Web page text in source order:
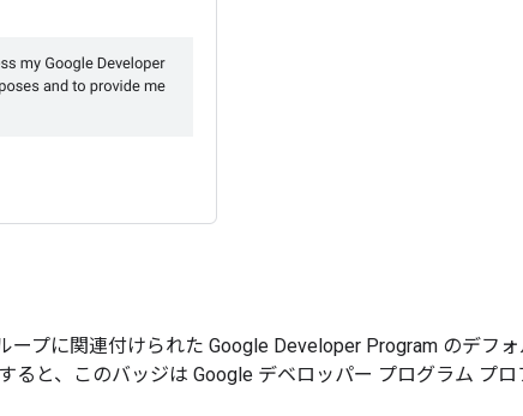
ープに関連付けられた Google Developer Program のデフォ
ると、このバッジは Google デベロッパー プログラム プロ